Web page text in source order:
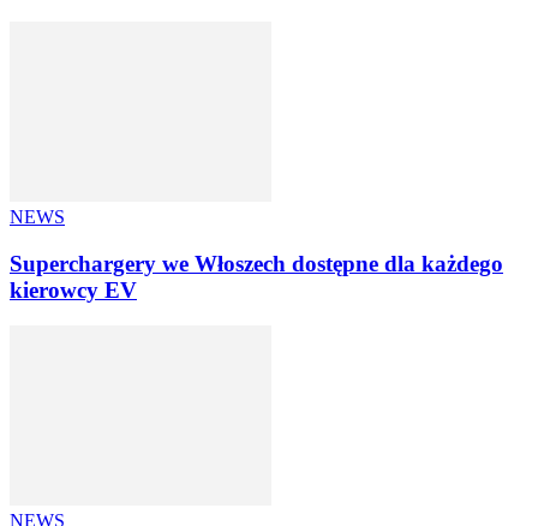
NEWS
Superchargery we Włoszech dostępne dla każdego
kierowcy EV
NEWS